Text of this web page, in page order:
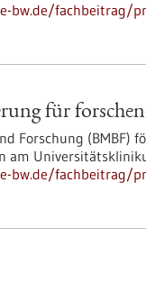
bw.de/fachbeitrag/
für
Forschung (BMBF)
am
bw.de/fachbeitrag/